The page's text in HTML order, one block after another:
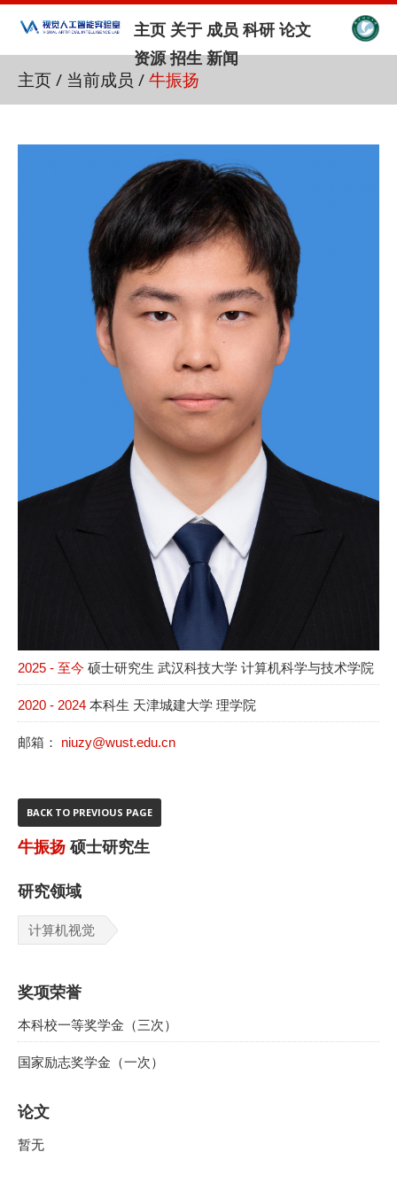
主页 关于 成员 科研 论文
资源 招生 新闻
主页/ 当前成员 /牛振扬
2025 - 至今 硕士研究生 武汉科技大学 计算机科学与技术学院
2020 - 2024 本科生 天津城建大学 理学院
邮箱： niuzy@wust.edu.cn
BACK TO PREVIOUS PAGE
牛振扬硕士研究生
研究领域
计算机视觉
奖项荣誉
本科校一等奖学金（三次）
国家励志奖学金（一次）
论文
暂无